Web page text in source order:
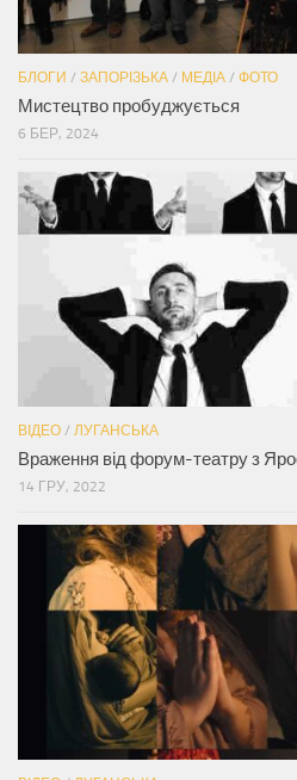
БЛОГИ / ЗАПОРІЗЬКА / МЕДІА / ФОТО
Мистецтво пробуджується
6 БЕР, 2024
ВІДЕО / ЛУГАНСЬКА
Враження від форум-театру з
14 ГРУ, 2022